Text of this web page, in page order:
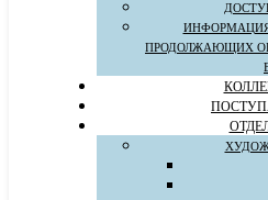
ПРОДОЛЖАЮЩИХ